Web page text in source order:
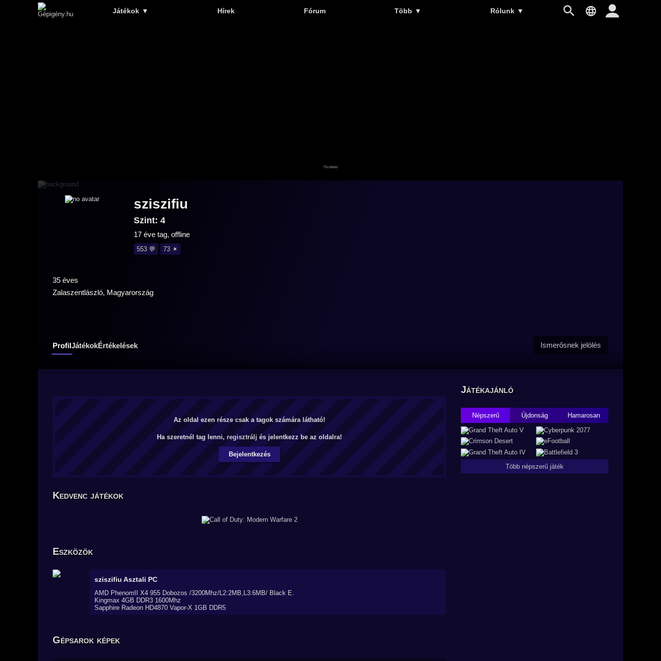
Játékok ▼ Hírek Fórum Több ▼ Rólunk ▼
sziszifiu
Szint: 4
17 éve tag, offline
553 💬 73 ☀
35 éves
Zalaszentlászló, Magyarország
ProfilJátékokÉrtékelések Ismerősnek jelölés
Az oldal ezen része csak a tagok számára látható!
Ha szeretnél tag lenni, regisztrálj és jelentkezz be az oldalra!
Bejelentkezés
Kedvenc játékok
Eszközök
sziszifiu Asztali PC
AMD PhenomII X4 955 Dobozos /3200Mhz/L2:2MB,L3:6MB/ Black E.
Kingmax 4GB DDR3 1600Mhz
Sapphire Radeon HD4870 Vapor-X 1GB DDR5
Gépsarok képek
Játékajánló
Népszerű Újdonság Hamarosan
Több népszerű játék